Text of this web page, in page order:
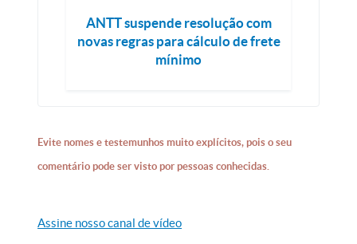
ANTT suspende resolução com
novas regras para cálculo de frete
mínimo
Evite nomes e testemunhos muito explícitos, pois o seu
comentário pode ser visto por pessoas conhecidas.
Assine nosso canal de vídeo